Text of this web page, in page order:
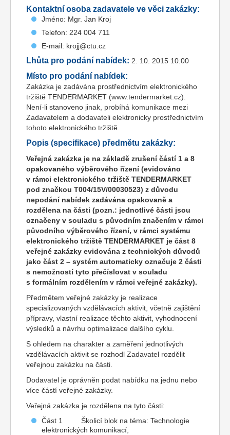
Kontaktní osoba zadavatele ve věci zakázky:
Jméno: Mgr. Jan Kroj
Telefon: 224 004 711
E-mail: krojj@ctu.cz
Lhůta pro podání nabídek: 2. 10. 2015 10:00
Místo pro podání nabídek:
Zakázka je zadávána prostřednictvím elektronického
tržiště TENDERMARKET (www.tendermarket.cz).
Není-li stanoveno jinak, probíhá komunikace mezi
Zadavatelem a dodavateli elektronicky prostřednictvím
tohoto elektronického tržiště.
Popis (specifikace) předmětu zakázky:
Veřejná zakázka je na základě zrušení částí 1 a 8
opakovaného výběrového řízení (evidováno
v rámci elektronického tržiště TENDERMARKET
pod značkou T004/15V/00030523) z důvodu
nepodání nabídek zadávána opakovaně a
rozdělena na části (pozn.: jednotlivé části jsou
označeny v souladu s původním značením v rámci
původního výběrového řízení, v rámci systému
elektronického tržiště TENDERMARKET je část 8
veřejné zakázky evidována z technických důvodů
jako část 2 – systém automaticky označuje 2 části
s nemožností tyto přečíslovat v souladu
s formálním rozdělením v rámci veřejné zakázky).
Předmětem veřejné zakázky je realizace
specializovaných vzdělávacích aktivit, včetně zajištění
přípravy, vlastní realizace těchto aktivit, vyhodnocení
výsledků a návrhu optimalizace dalšího cyklu.
S ohledem na charakter a zaměření jednotlivých
vzdělávacích aktivit se rozhodl Zadavatel rozdělit
veřejnou zakázku na části.
Dodavatel je oprávněn podat nabídku na jednu nebo
více částí veřejné zakázky.
Veřejná zakázka je rozdělena na tyto části:
Část 1 Školicí blok na téma: Technologie
elektronických komunikací,